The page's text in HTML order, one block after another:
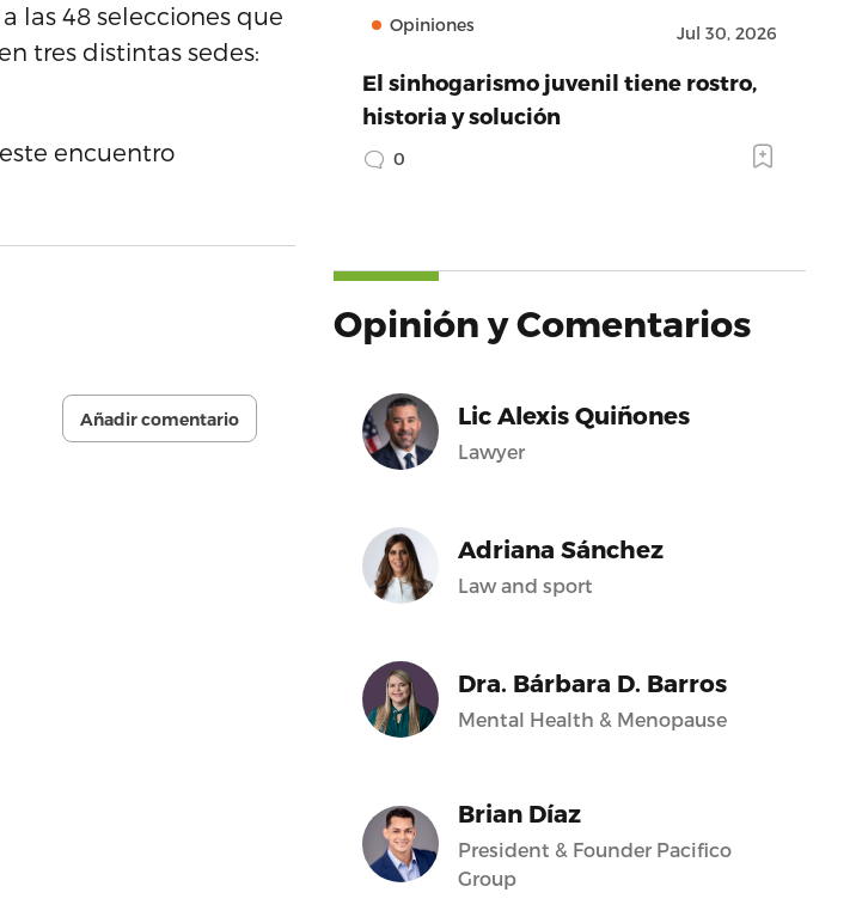
las 48 selecciones que
tres distintas sedes:
encuentro
Añadir comentario
Opiniones Jul 30, 2026
El sinhogarismo juvenil tiene rostro,
historia y solución
0
Opinión y Comentarios
Lic Alexis Quiñones
Lawyer
Adriana Sánchez
Law and sport
Dra. Bárbara D. Barros
Mental Health & Menopause
Brian Díaz
President & Founder Pacifico
Group